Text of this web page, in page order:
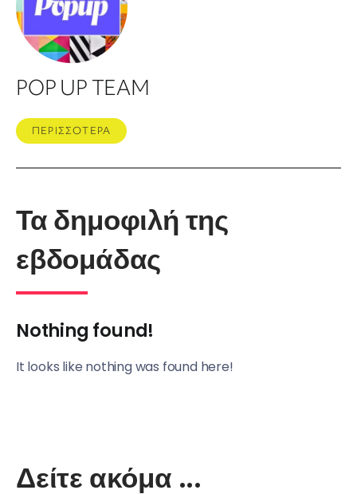
POP UP TEAM
ΠΕΡΙΣΣΟΤΕΡΑ
Τα δημοφιλή της
εβδομάδας
Nothing found!
It looks like nothing was found here!
Δείτε ακόμα ...